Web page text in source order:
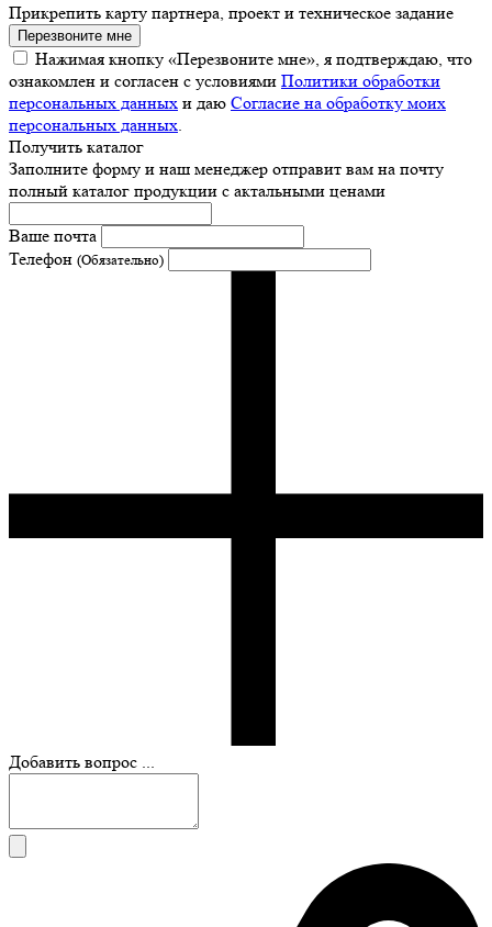
Прикрепить карту партнера, проект и техническое задание
Перезвоните мне
Нажимая кнопку «Перезвоните мне», я подтверждаю, что
ознакомлен и согласен с условиями Политики обработки
персональных данных и даю Согласие на обработку моих
персональных данных
Получить каталог
Заполните форму и наш менеджер отправит вам на почту
полный каталог продукции с актальными ценами
Ваше почта
Телефон (Обязательно)
Добавить вопрос ...